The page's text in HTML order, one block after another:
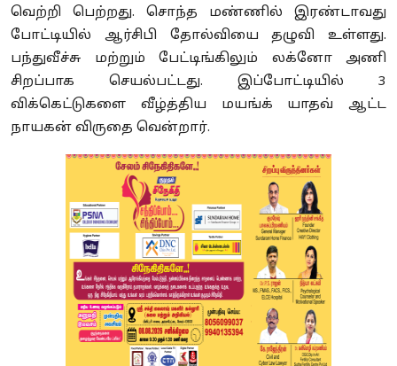
வெற்றி பெற்றது. சொந்த மண்ணில் இரண்டாவது
போட்டியில் ஆர்சிபி தோல்வியை தழுவி உள்ளது.
பந்துவீச்சு மற்றும் பேட்டிங்கிலும் லக்னோ அணி
சிறப்பாக செயல்பட்டது. இப்போட்டியில் 3
விக்கெட்டுகளை வீழ்த்திய மயங்க் யாதவ் ஆட்ட
நாயகன் விருதை வென்றார்.